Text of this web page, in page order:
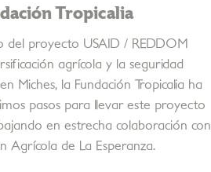
Tropicalia
del proyecto USAID / REDDOM
agrícola y la seguridad
Miches, la Fundación Tropicalia ha
pasos para llevar este proyecto
en estrecha colaboración con
Agrícola de La Esperanza.